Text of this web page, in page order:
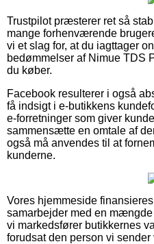
Trustpilot præsterer ret så
mange forhenværende
vi et slag for, at du iagttager
bedømmelser af Nimue TDS
du køber.
Facebook resulterer i også
få indsigt i e-butikkens
e-forretninger som giver
sammensætte en omtale af
også må anvendes til at
kunderne.
Vores hjemmeside
samarbejder med en
vi markedsfører butikkernes
forudsat den person vi